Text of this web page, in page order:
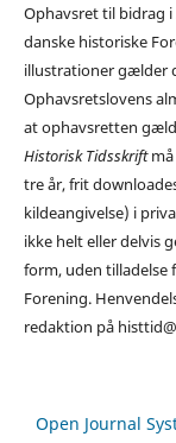
Ophavsret til bidrag i
danske historiske
illustrationer gælder
Ophavsretslovens
at ophavsretten
Historisk Tidsskriftmå
tre år, frit
kildeangivelse) i
ikke helt eller delvis
form, uden tilladelse
Forening.
redaktion på
Open Journal